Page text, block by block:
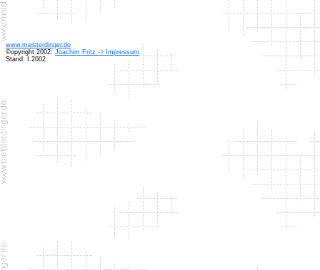
www.meisterdinger.de
©opyright 2002: Joachim Fritz -> Impressum
Stand: I.2002